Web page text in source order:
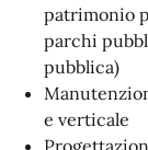
patrimonio
parchi
pubblica)
e verticale